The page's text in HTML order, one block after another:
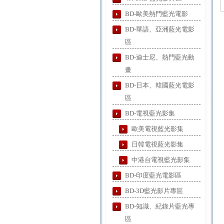
BD-歐美熱門藍光電影
BD-華語、亞洲藍光電影
區
BD-迪士尼、熱門藍光動
畫
BD-日本、韓國藍光電影
區
BD-電視藍光影集
歐美電視藍光影集
日韓電視藍光影集
中港台電視藍光影集
BD-印度藍光電影區
BD-3D藍光影片專區
BD-知識、紀錄片藍光專
區